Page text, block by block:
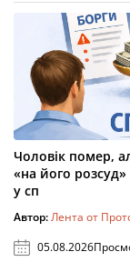
Чоловік помер,
«на його
у сп
Автор:Лента от
05.08.2026